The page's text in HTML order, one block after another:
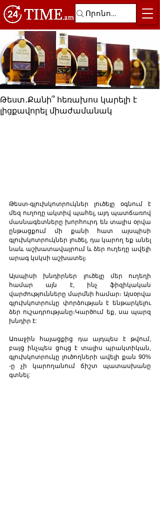
Թեստ․Քանի՞ հեռախոս կարելի է
լիցքավորել միաժամանակ
Թեստ-գլուխկոտրուկներ լուծելը օգնում է
մեզ ուղողը ակտիվ պահել, այդ պատճառով
մասնագետները խորհուրդ են տալիս օրվա
ընթացքում մի քանի հատ այսպիսի
գլուխկոտրուկներ լուծել, դա կարող եք անել
նաև աշխատավայրում և ձեր ուղեղը ավելի
արագ կսկսի աշխատել։
Այսպիսի խնդիրներ լուծելը մեր ուղեղի
համար այն է, ինչ ֆիզիկական
վարժությունները մարմնի համար։ Այսօրվա
գլուխկոտրուկը փորձության է ենթարկելու
ձեր ուշադրությանը։Կարծում եք, սա պարզ
խնդիր է:
Առաջին հայացքից դա այդպես է թվում,
բայց ինչպես ցույց է տալիս պրակտիկան,
գլուխկոտրուկը լուծողների ավելի քան 90%
-ը չի կարողանում ճիշտ պատասխանը
գտնել: